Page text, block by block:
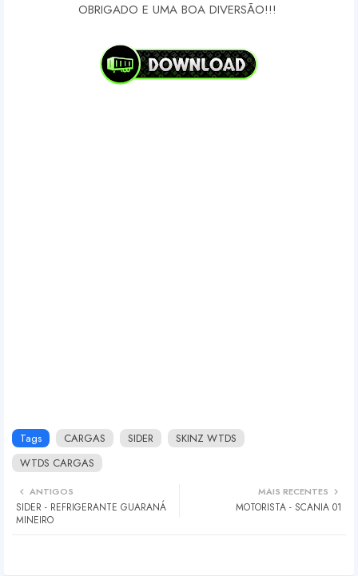
OBRIGADO E UMA BOA DIVERSÃO!!!
Tags CARGAS SIDER
SKINZ WTDS
WTDS CARGAS
MAIS RECENTES
MOTORISTA - SCANIA 01
ANTIGOS
SIDER - REFRIGERANTE GUARANÁ
MINEIRO